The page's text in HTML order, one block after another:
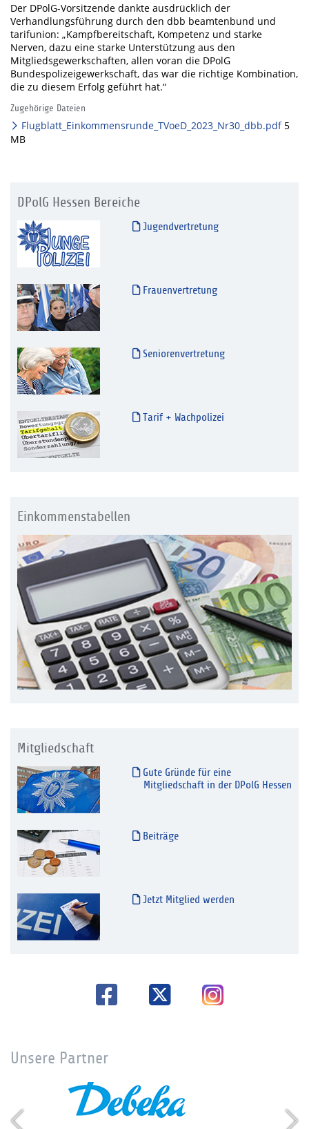
Der DPolG-Vorsitzende dankte ausdrücklich der
Verhandlungsführung durch den dbb beamtenbund und
tarifunion: „Kampfbereitschaft, Kompetenz und starke
Nerven, dazu eine starke Unterstützung aus den
Mitgliedsgewerkschaften, allen voran die DPolG
Bundespolizeigewerkschaft, das war die richtige Kombination,
die zu diesem Erfolg geführt hat.“
Zugehörige Dateien
Flugblatt_Einkommensrunde_TVoeD_2023_Nr30_dbb.pdf5
MB
DPolG Hessen Bereiche
Jugendvertretung
Frauenvertretung
Seniorenvertretung
Tarif + Wachpolizei
Einkommenstabellen
Mitgliedschaft
Gute Gründe für eine
Mitgliedschaft in der DPolG Hessen
Beiträge
Jetzt Mitglied werden
Unsere Partner